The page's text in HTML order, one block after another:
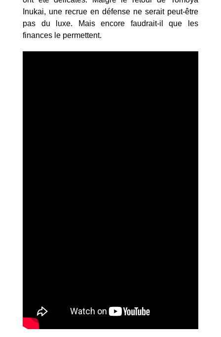
Inukai, une recrue en défense ne serait peut-être
pas du luxe. Mais encore faudrait-il que les
finances le permettent.